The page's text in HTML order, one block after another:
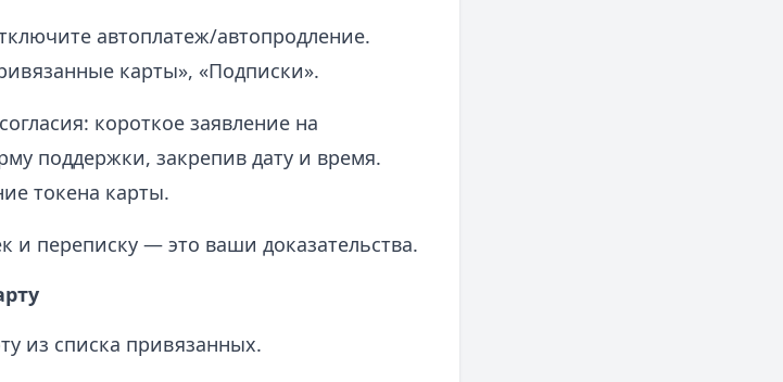
автоплатеж/автопродление.
карты», «Подписки».
короткое заявление на
поддержки, закрепив дату и время.
токена карты.
и переписку — это ваши доказательства.
из списка привязанных.